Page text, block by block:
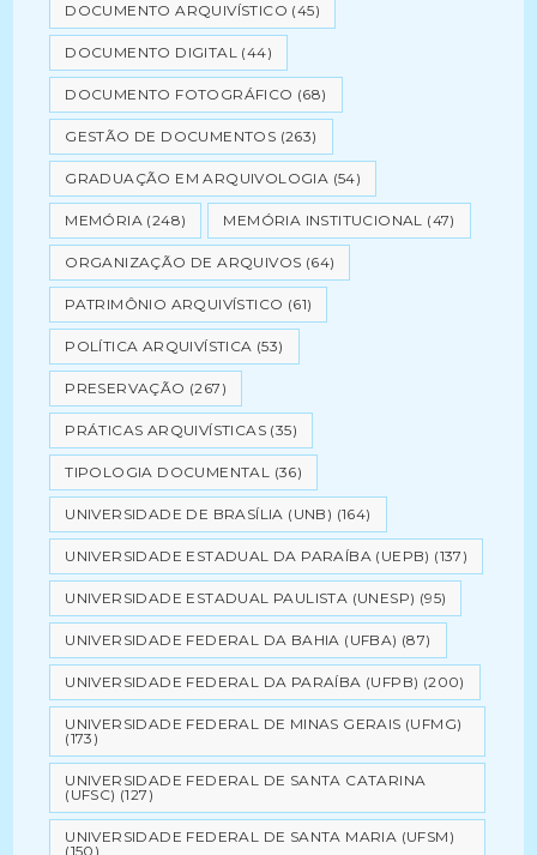
DOCUMENTO ARQUIVÍSTICO (45)
DOCUMENTO DIGITAL (44)
DOCUMENTO FOTOGRÁFICO (68)
GESTÃO DE DOCUMENTOS (263)
GRADUAÇÃO EM ARQUIVOLOGIA (54)
MEMÓRIA (248) MEMÓRIA INSTITUCIONAL (47)
ORGANIZAÇÃO DE ARQUIVOS (64)
PATRIMÔNIO ARQUIVÍSTICO (61)
POLÍTICA ARQUIVÍSTICA (53)
PRESERVAÇÃO (267)
PRÁTICAS ARQUIVÍSTICAS (35)
TIPOLOGIA DOCUMENTAL (36)
UNIVERSIDADE DE BRASÍLIA (UNB) (164)
UNIVERSIDADE ESTADUAL DA PARAÍBA (UEPB) (137)
UNIVERSIDADE ESTADUAL PAULISTA (UNESP) (95)
UNIVERSIDADE FEDERAL DA BAHIA (UFBA) (87)
UNIVERSIDADE FEDERAL DA PARAÍBA (UFPB) (200)
UNIVERSIDADE FEDERAL DE MINAS GERAIS (UFMG)
(173)
UNIVERSIDADE FEDERAL DE SANTA CATARINA
(UFSC) (127)
UNIVERSIDADE FEDERAL DE SANTA MARIA (UFSM)
(150)